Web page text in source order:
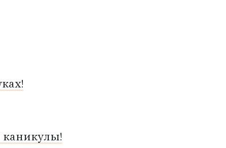
каникулы!